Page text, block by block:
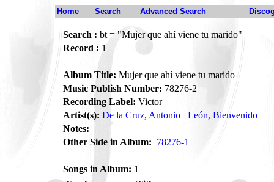
Home Search Advanced Search
Search : bt = "Mujer que ahí viene tu marido"
Record : 1
Album Title: Mujer que ahí viene tu marido
Music Publish Number: 78276-2
Recording Label: Victor
Artist(s): De la Cruz, Antonio
León, Bienvenido
Notes:
Other Side in Album: 78276-1
Songs in Album: 1